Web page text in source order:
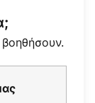
βοηθήσουν.